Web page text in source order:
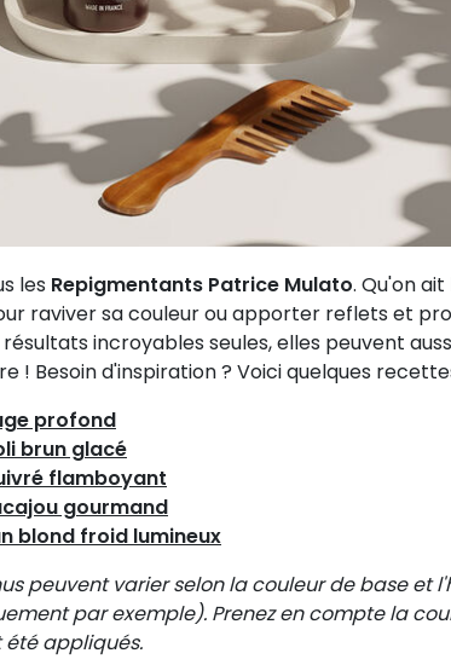
les Repigmentants Patrice Mulato. Qu'on
raviver sa couleur ou apporter reflets et
incroyables seules, elles peuvent
! Besoin d'inspiration ? Voici quelques
profond
brun glacé
flamboyant
gourmand
blond froid lumineux
peuvent varier selon la couleur de base et
par exemple). Prenez en compte la
appliqués.